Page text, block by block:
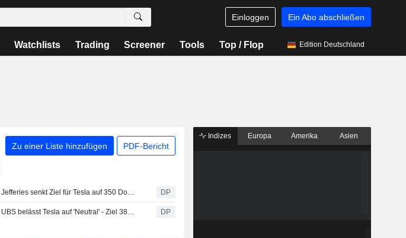
Einloggen Ein Abo abschließen
Watchlists Trading Screener Tools Top / Flop Edition Deutschland
Zu einer Liste hinzufügen PDF-Bericht
Jefferies senkt Ziel für Tesla auf 350 Dollar - 'Hold' DP
UBS belässt Tesla auf 'Neutral' - Ziel 385 Dollar DP
Indizes Europa Amerika Asien